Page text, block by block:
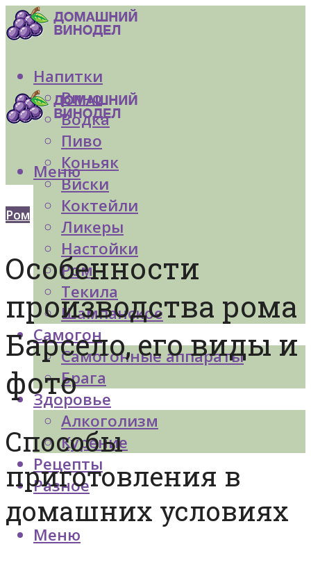
Напитки
Вино
Водка
Пиво
Коньяк
Виски
Коктейли
Ликеры
Настойки
Ром
Текила
Шампанское
Самогон
Самогонные аппараты
Брага
Здоровье
Алкоголизм
Курение
Рецепты
Разное
Меню
Меню
Ром
Особенности
производства рома
Барсело, его виды и
фото
Способы
приготовления в
домашних условиях